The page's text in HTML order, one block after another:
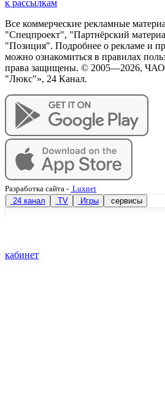
к рассылкам
Все коммерческие рекламные
"Спецпроект", "Партнёрский
"Позиция". Подробнее о рекламе и
можно ознакомиться в правилах
права защищены. © 2005—2026, ЧАО
"Люкс"», 24 Канал.
Разработка сайта - Luxnet
24 канал
TV Игры сервисы
кабинет